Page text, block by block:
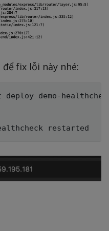
fix lỗi này nhé:
demo-